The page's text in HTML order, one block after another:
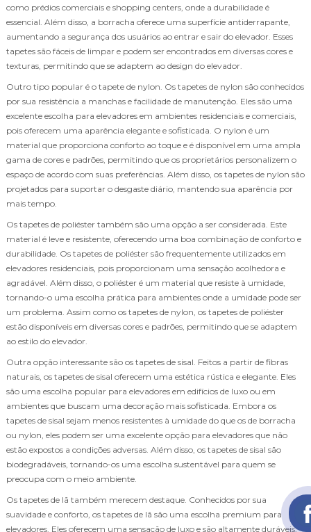
como prédios comerciais e shopping centers, onde a durabilidade é
essencial. Além disso, a borracha oferece uma superfície antiderrapante,
aumentando a segurança dos usuários ao entrar e sair do elevador. Esses
tapetes são fáceis de limpar e podem ser encontrados em diversas cores e
texturas, permitindo que se adaptem ao design do elevador.
Outro tipo popular é o tapete de nylon. Os tapetes de nylon são conhecidos
por sua resistência a manchas e facilidade de manutenção. Eles são uma
excelente escolha para elevadores em ambientes residenciais e comerciais,
pois oferecem uma aparência elegante e sofisticada. O nylon é um
material que proporciona conforto ao toque e é disponível em uma ampla
gama de cores e padrões, permitindo que os proprietários personalizem o
espaço de acordo com suas preferências. Além disso, os tapetes de nylon são
projetados para suportar o desgaste diário, mantendo sua aparência por
mais tempo.
Os tapetes de poliéster também são uma opção a ser considerada. Este
material é leve e resistente, oferecendo uma boa combinação de conforto e
durabilidade. Os tapetes de poliéster são frequentemente utilizados em
elevadores residenciais, pois proporcionam uma sensação acolhedora e
agradável. Além disso, o poliéster é um material que resiste à umidade,
tornando-o uma escolha prática para ambientes onde a umidade pode ser
um problema. Assim como os tapetes de nylon, os tapetes de poliéster
estão disponíveis em diversas cores e padrões, permitindo que se adaptem
ao estilo do elevador.
Outra opção interessante são os tapetes de sisal. Feitos a partir de fibras
naturais, os tapetes de sisal oferecem uma estética rústica e elegante. Eles
são uma escolha popular para elevadores em edifícios de luxo ou em
ambientes que buscam uma decoração mais sofisticada. Embora os
tapetes de sisal sejam menos resistentes à umidade do que os de borracha
ou nylon, eles podem ser uma excelente opção para elevadores que não
estão expostos a condições adversas. Além disso, os tapetes de sisal são
biodegradáveis, tornando-os uma escolha sustentável para quem se
preocupa com o meio ambiente.
Os tapetes de lã também merecem destaque. Conhecidos por sua
suavidade e conforto, os tapetes de lã são uma escolha premium para
elevadores. Eles oferecem uma sensação de luxo e são altamente duráveis,